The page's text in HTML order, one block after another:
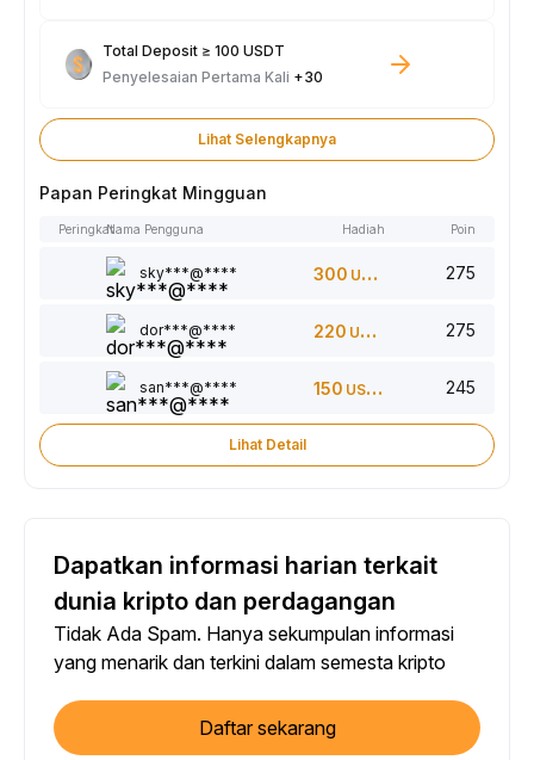
Total Deposit ≥ 100 USDT
Penyelesaian Pertama Kali +30
Lihat Selengkapnya
Papan Peringkat Mingguan
PeringkatNama Pengguna Hadiah Poin
sky***@**** 300 USDT 275
dor***@**** 220 USDT 275
san***@**** 150 USDT 245
Lihat Detail
Dapatkan informasi harian terkait
dunia kripto dan perdagangan
Tidak Ada Spam. Hanya sekumpulan informasi
yang menarik dan terkini dalam semesta kripto
Daftar sekarang